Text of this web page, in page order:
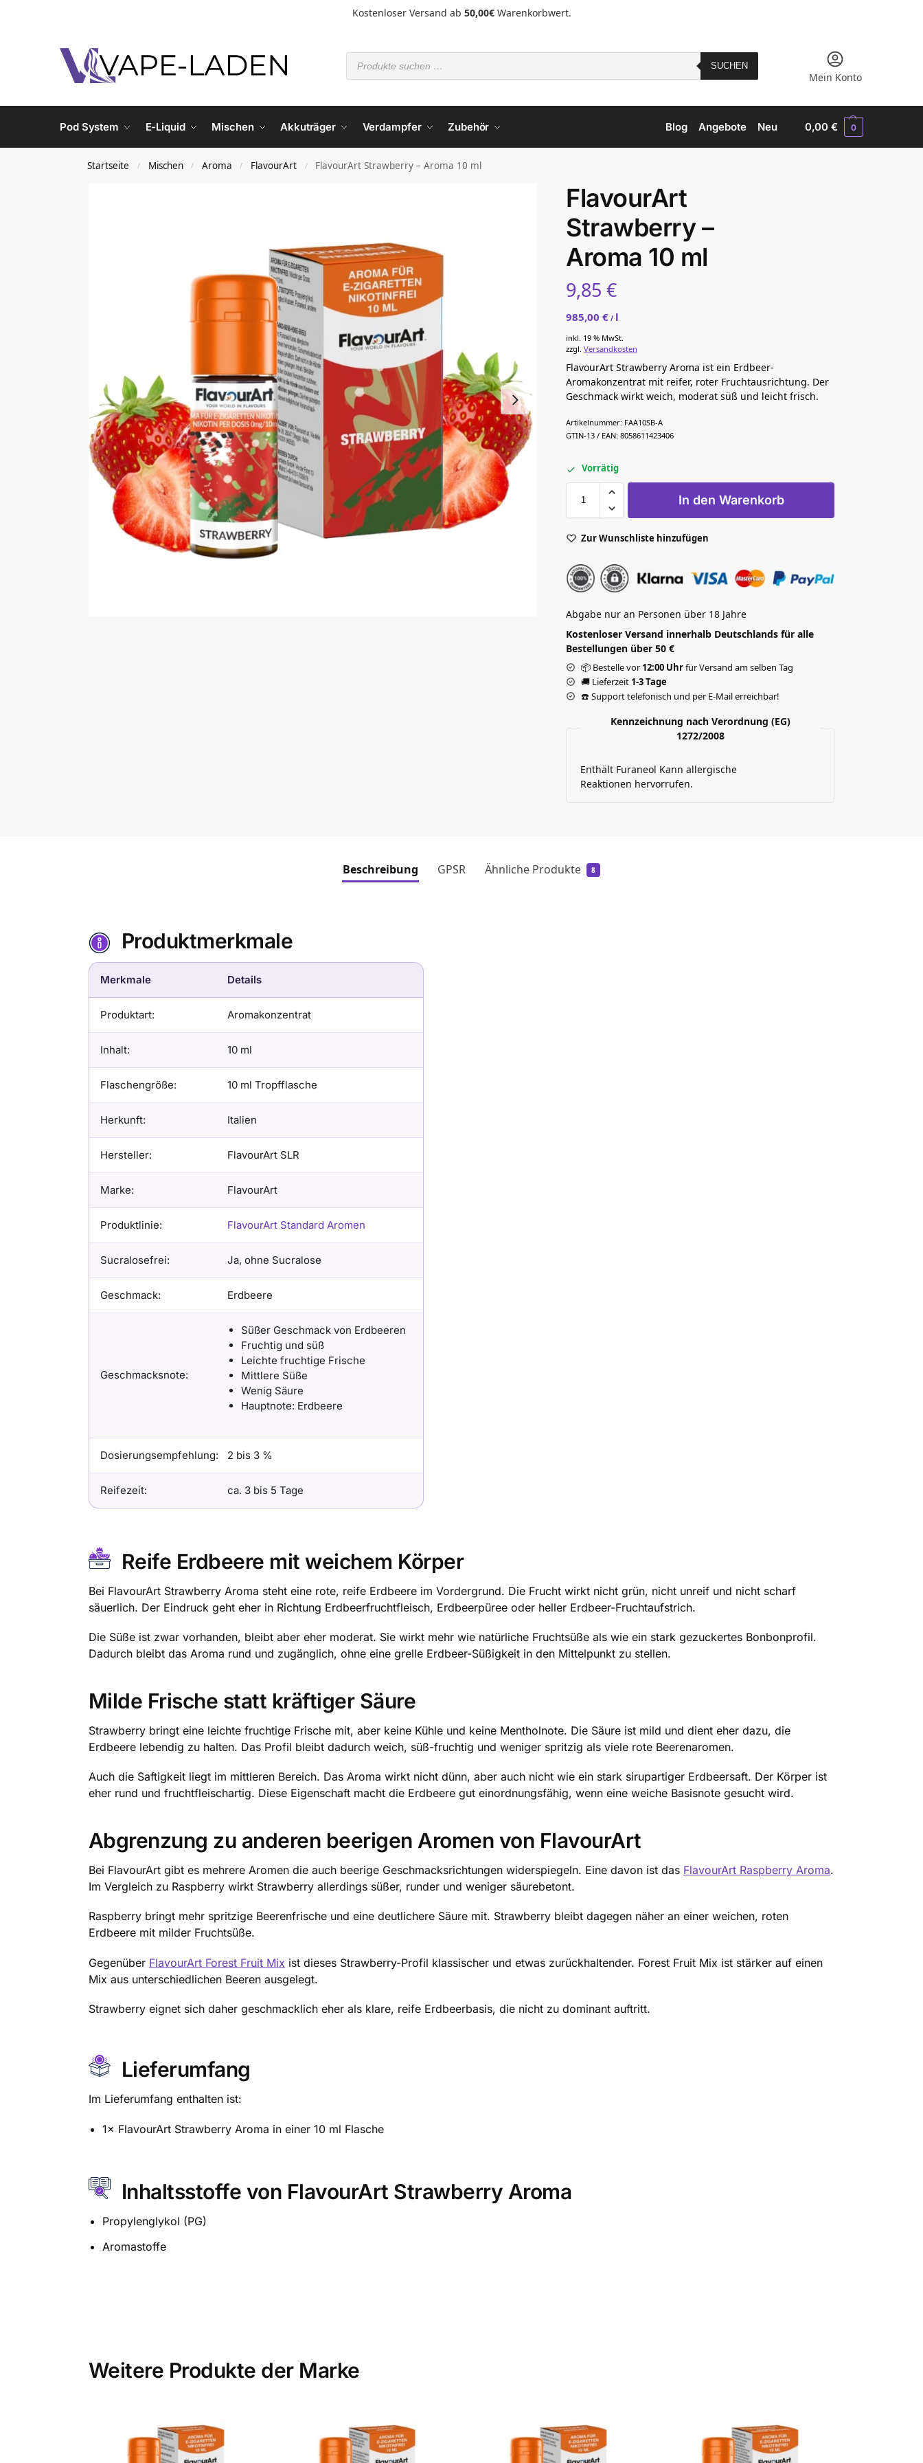
Kostenloser Versand ab 50,00€Warenkorbwert.
SUCHEN
Mein Konto
Pod System E-Liquid Mischen Akkuträger Verdampfer Zubehör Neu
Angebote
Blog 0,00€ 0
Startseite / Mischen / Aroma / FlavourArt / FlavourArt Strawberry – Aroma 10 ml
FlavourArt
Strawberry –
Aroma 10 ml
9,85€
985,00€ / l
inkl. 19 % MwSt.
zzgl.Versandkosten
FlavourArt Strawberry Aroma ist ein Erdbeer-
Aromakonzentrat mit reifer, roter Fruchtausrichtung. Der
Geschmack wirkt weich, moderat süß und leicht frisch.
Artikelnummer: FAA10SB-A
GTIN-13 / EAN: 8058611423406
Vorrätig
In den Warenkorb
Zur Wunschliste hinzufügen
Abgabe nur an Personen über 18 Jahre
Kostenloser Versand innerhalb Deutschlands für alle
Bestellungen über 50 €
📦 Bestelle vor12:00 Uhrfür Versand am selben Tag
🚚 Lieferzeit 1-3 Tage
☎️ Support telefonisch und per E-Mail erreichbar!
Kennzeichnung nach Verordnung (EG)
1272/2008
Enthält Furaneol Kann allergische
Reaktionen hervorrufen.
Beschreibung GPSR Ähnliche Produkte 8
Produktmerkmale
Merkmale Details
Produktart: Aromakonzentrat
Inhalt: 10 ml
Flaschengröße: 10 ml Tropfflasche
Herkunft: Italien
Hersteller: FlavourArt SLR
Marke: FlavourArt
Produktlinie: FlavourArt Standard Aromen
Sucralosefrei: Ja, ohne Sucralose
Geschmack: Erdbeere
Geschmacksnote:
Süßer Geschmack von Erdbeeren
Fruchtig und süß
Leichte fruchtige Frische
Mittlere Süße
Wenig Säure
Hauptnote: Erdbeere
Dosierungsempfehlung: 2 bis 3 %
Reifezeit: ca. 3 bis 5 Tage
Reife Erdbeere mit weichem Körper
Bei FlavourArt Strawberry Aroma steht eine rote, reife Erdbeere im Vordergrund. Die Frucht wirkt nicht grün, nicht unreif und nicht scharf
säuerlich. Der Eindruck geht eher in Richtung Erdbeerfruchtfleisch, Erdbeerpüree oder heller Erdbeer-Fruchtaufstrich.
Die Süße ist zwar vorhanden, bleibt aber eher moderat. Sie wirkt mehr wie natürliche Fruchtsüße als wie ein stark gezuckertes Bonbonprofil.
Dadurch bleibt das Aroma rund und zugänglich, ohne eine grelle Erdbeer-Süßigkeit in den Mittelpunkt zu stellen.
Milde Frische statt kräftiger Säure
Strawberry bringt eine leichte fruchtige Frische mit, aber keine Kühle und keine Mentholnote. Die Säure ist mild und dient eher dazu, die
Erdbeere lebendig zu halten. Das Profil bleibt dadurch weich, süß-fruchtig und weniger spritzig als viele rote Beerenaromen.
Auch die Saftigkeit liegt im mittleren Bereich. Das Aroma wirkt nicht dünn, aber auch nicht wie ein stark sirupartiger Erdbeersaft. Der Körper ist
eher rund und fruchtfleischartig. Diese Eigenschaft macht die Erdbeere gut einordnungsfähig, wenn eine weiche Basisnote gesucht wird.
Abgrenzung zu anderen beerigen Aromen von FlavourArt
Bei FlavourArt gibt es mehrere Aromen die auch beerige Geschmacksrichtungen widerspiegeln. Eine davon ist das FlavourArt Raspberry Aroma.
Im Vergleich zu Raspberry wirkt Strawberry allerdings süßer, runder und weniger säurebetont.
Raspberry bringt mehr spritzige Beerenfrische und eine deutlichere Säure mit. Strawberry bleibt dagegen näher an einer weichen, roten
Erdbeere mit milder Fruchtsüße.
Gegenüber FlavourArt Forest Fruit Mix ist dieses Strawberry-Profil klassischer und etwas zurückhaltender. Forest Fruit Mix ist stärker auf einen
Mix aus unterschiedlichen Beeren ausgelegt.
Strawberry eignet sich daher geschmacklich eher als klare, reife Erdbeerbasis, die nicht zu dominant auftritt.
Lieferumfang
Im Lieferumfang enthalten ist:
1× FlavourArt Strawberry Aroma in einer 10 ml Flasche
Inhaltsstoffe von FlavourArt Strawberry Aroma
Propylenglykol (PG)
Aromastoffe
Weitere Produkte der Marke